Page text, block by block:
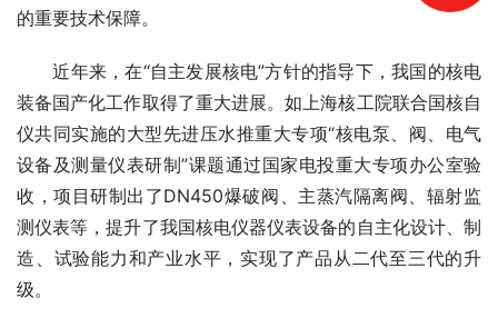
的重要技术保障。
近年来，在“自主发展核电”方针的指导下，我国的核电
装备国产化工作取得了重大进展。如上海核工院联合国核自
仪共同实施的大型先进压水推重大专项“核电泵、阀、电气
设备及测量仪表研制”课题通过国家电投重大专项办公室验
收，项目研制出了DN450爆破阀、主蒸汽隔离阀、辐射监
测仪表等，提升了我国核电仪器仪表设备的自主化设计、制
造、试验能力和产业水平，实现了产品从二代至三代的升
级。